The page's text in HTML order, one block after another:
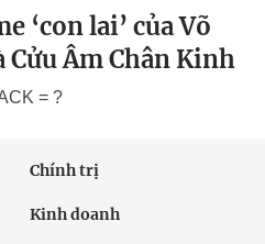
‘con lai’ của Võ
Âm Chân Kinh
= ?
Chính trị
Kinh doanh